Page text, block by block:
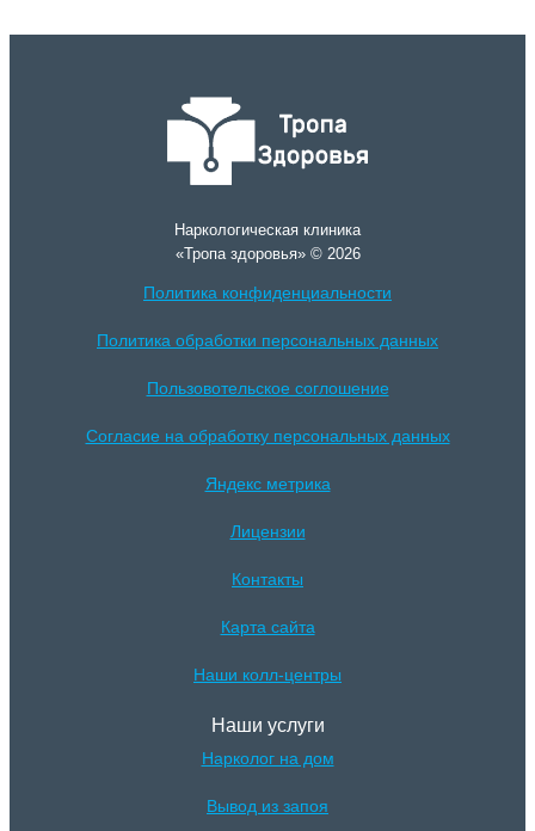
Наркологическая клиника
«Тропа здоровья» © 2026
Политика конфиденциальности
Политика обработки персональных данных
Пользовотельское соглошение
Согласие на обработку персональных данных
Яндекс метрика
Лицензии
Контакты
Карта сайта
Наши колл-центры
Наши услуги
Нарколог на дом
Вывод из запоя